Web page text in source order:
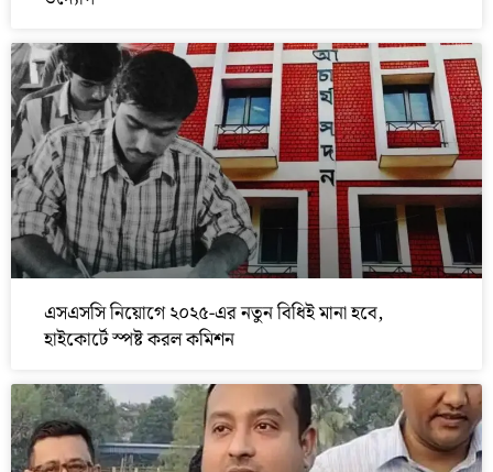
এসএসসি নিয়োগে ২০২৫-এর নতুন বিধিই মানা হবে,
হাইকোর্টে স্পষ্ট করল কমিশন